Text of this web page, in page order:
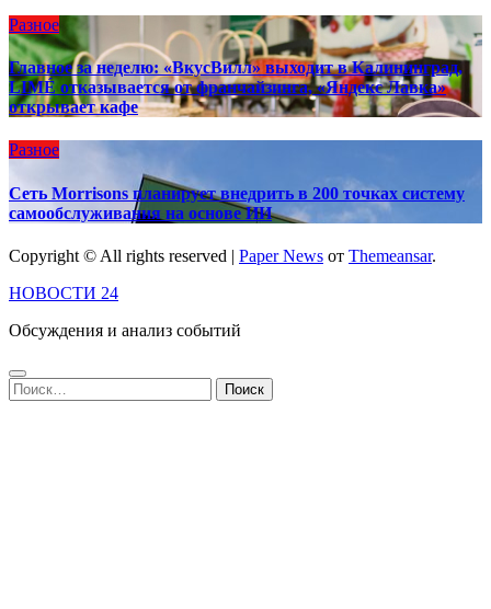
Разное
Главное за неделю: «ВкусВилл» выходит в Калининград,
LIMÉ отказывается от франчайзинга, «Яндекс Лавка»
открывает кафе
Разное
Сеть Morrisons планирует внедрить в 200 точках систему
самообслуживания на основе ИИ
Copyright © All rights reserved | Paper News от Themeansar.
НОВОСТИ 24
Обсуждения и анализ событий
Найти: